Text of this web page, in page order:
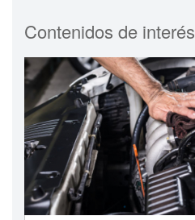
Contenidos de interés